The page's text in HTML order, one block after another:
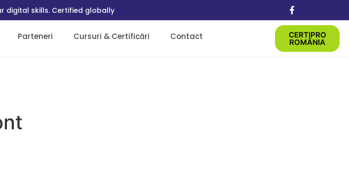
digital skills. Certified globally
Parteneri Cursuri & Certificări Contact CERTIPRO
ROMÂNIA